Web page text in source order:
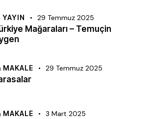
YAYIN 29 Temmuz 2025
Mağaraları – Temuçin
MAKALE 29 Temmuz 2025
MAKALE 3 Mart 2025